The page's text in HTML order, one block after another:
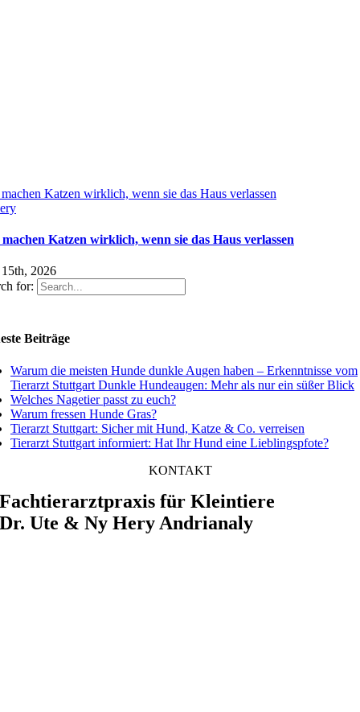
Katzen wirklich, wenn sie das Haus verlassen
machen Katzen wirklich, wenn sie das Haus verlassen
2026
for:
Beiträge
Warum die meisten Hunde dunkle Augen haben – Erkenntnisse vom
Tierarzt Stuttgart Dunkle Hundeaugen: Mehr als nur ein süßer Blick
Welches Nagetier passt zu euch?
Warum fressen Hunde Gras?
Tierarzt Stuttgart: Sicher mit Hund, Katze & Co. verreisen
Tierarzt Stuttgart informiert: Hat Ihr Hund eine Lieblingspfote?
KONTAKT
Fachtierarztpraxis für Kleintiere
Dr. Ute & Ny Hery Andrianaly